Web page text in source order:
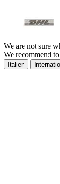
We are not sure
We recommend
Italien